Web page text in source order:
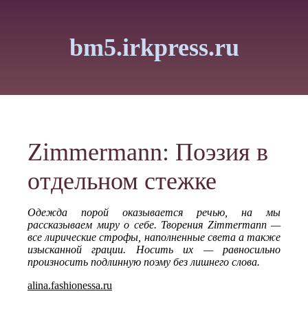
bm5.irkpress.ru
Zimmermann: Поэзия в
отдельном стежке
Одежда порой оказывается речью, на мы
рассказываем миру о себе. Творения Zimmermann —
все лирические строфы, наполненные света а также
изысканной грации. Носить их — равносильно
произносить подлинную поэму без лишнего слова.
alina.fashionessa.ru